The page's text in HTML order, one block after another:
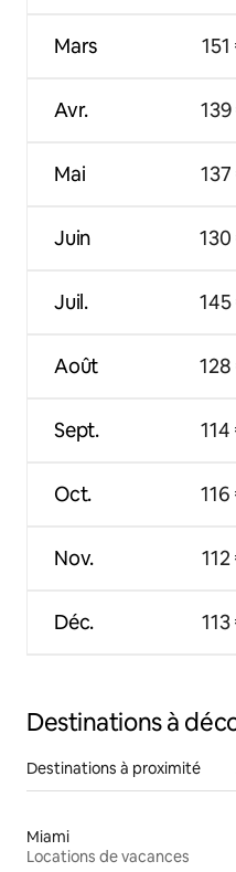
Mars
Avr.
Mai
Juin
Juil.
Août
Sept.
Oct.
Nov.
Déc.
151
139
137
130
145
128
114
116
112
113
Destinations à
Destinations à proximité
Miami
Locations de vacances